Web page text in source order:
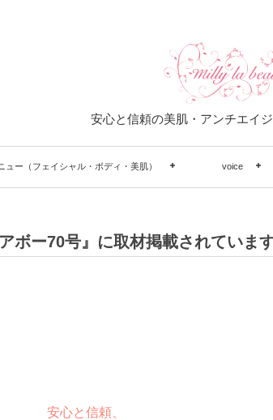
安心と信頼の美肌・アンチエイ
ュー（フェイシャル・ボディ・美肌） voice
ボー70号』に取材掲載されていま
安心と信頼、